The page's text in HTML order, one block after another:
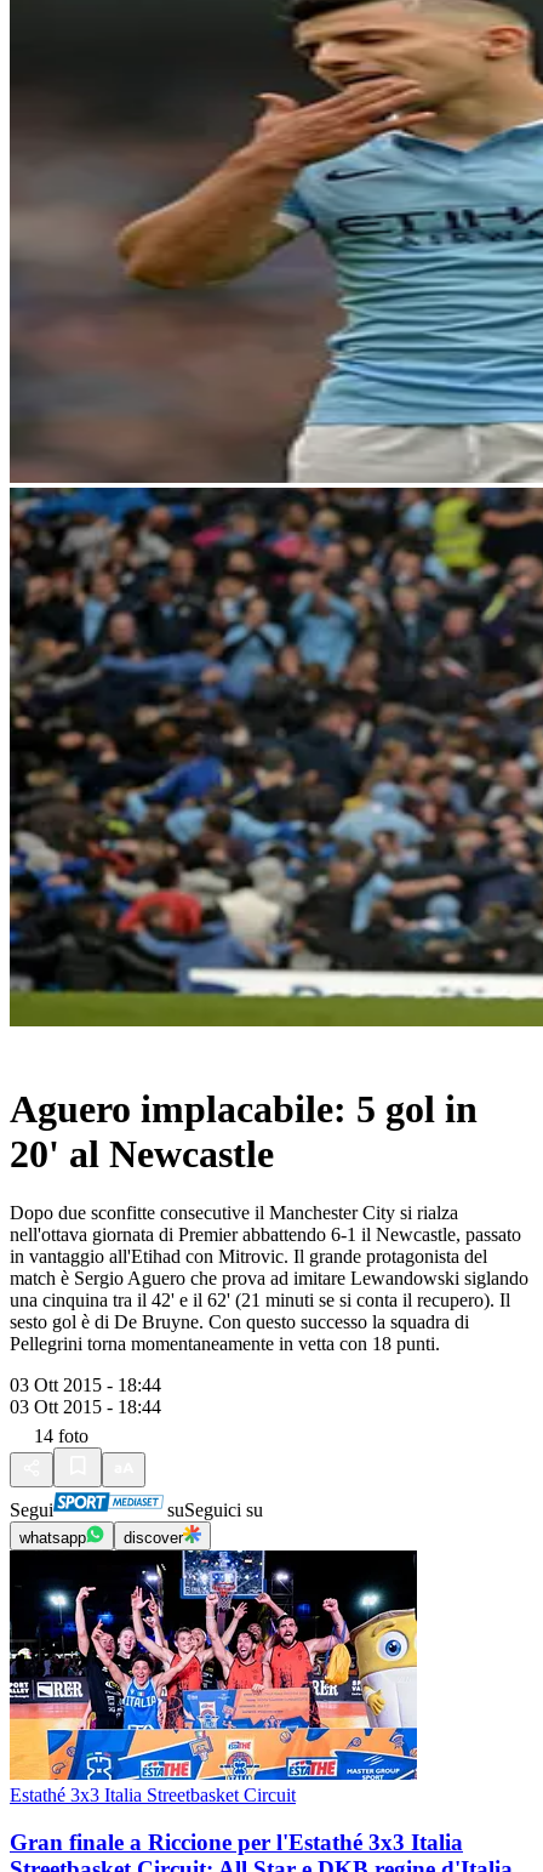
Aguero implacabile: 5 gol in
20' al Newcastle
Dopo due sconfitte consecutive il Manchester City si rialza
nell'ottava giornata di Premier abbattendo 6-1 il Newcastle, passato
in vantaggio all'Etihad con Mitrovic. Il grande protagonista del
match è Sergio Aguero che prova ad imitare Lewandowski siglando
una cinquina tra il 42' e il 62' (21 minuti se si conta il recupero). Il
sesto gol è di De Bruyne. Con questo successo la squadra di
Pellegrini torna momentaneamente in vetta con 18 punti.
03 Ott 2015 - 18:44
03 Ott 2015 - 18:44
14 foto
Segui suSeguici su
whatsapp discover
Estathé 3x3 Italia Streetbasket Circuit
Gran finale a Riccione per l'Estathé 3x3 Italia